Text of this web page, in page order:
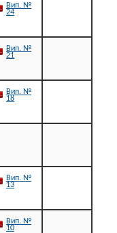
Вип. №
24
Вип. №
21
Вип. №
18
Вип. №
13
Вип. №
10